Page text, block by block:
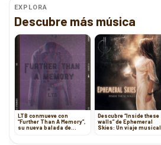
EXPLORA
Descubre más música
LTB conmueve con
“Further Than A Memory”,
su nueva balada de
Descubre “Inside these
walls” de Ephemeral
Skies: Un viaje musical